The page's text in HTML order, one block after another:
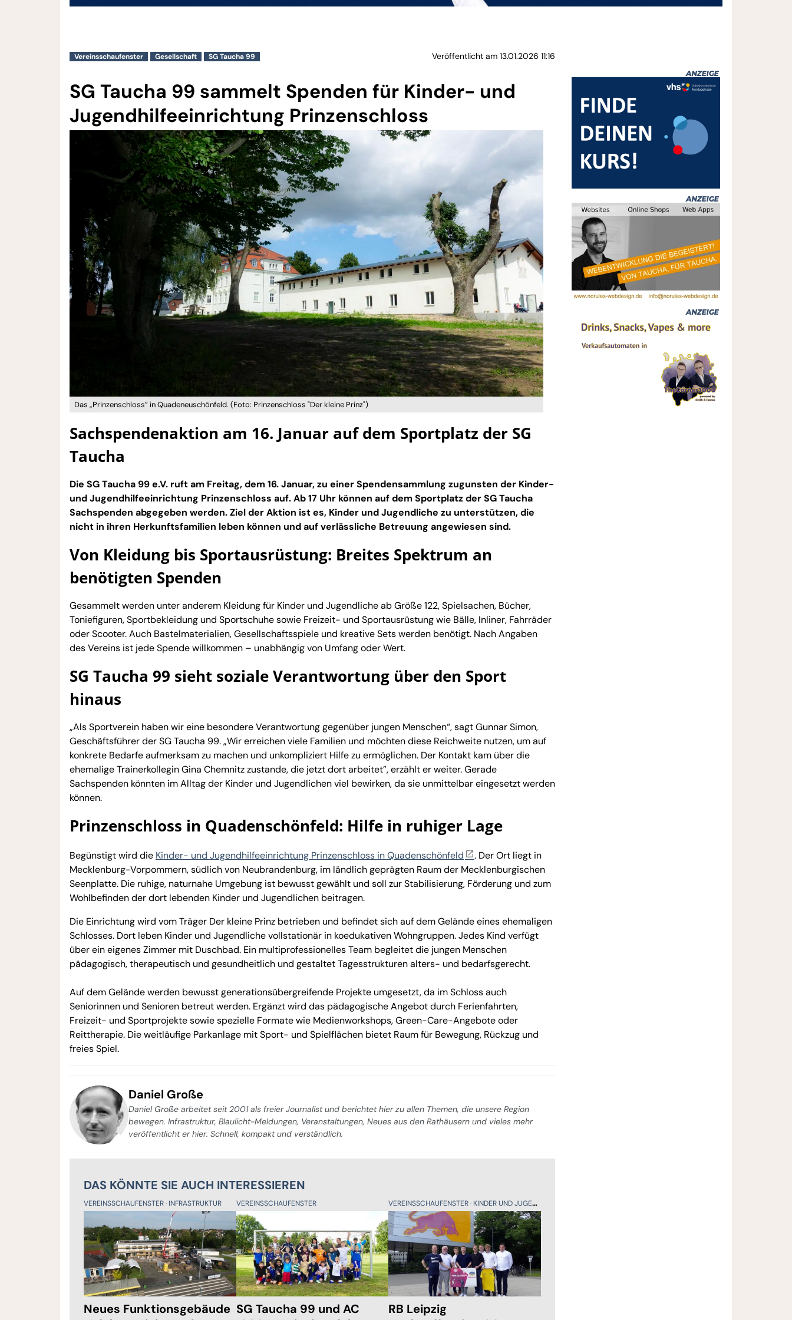
Vereinsschaufenster Gesellschaft SG Taucha 99 Veröffentlicht am 13.01.2026 11:16
SG Taucha 99 sammelt Spenden für Kinder- und
Jugendhilfeeinrichtung Prinzenschloss
Das „Prinzenschloss” in Quadeneuschönfeld. (Foto: Prinzenschloss "Der kleine Prinz")
Sachspendenaktion am 16. Januar auf dem Sportplatz der SG
Taucha
Die SG Taucha 99 e.V. ruft am Freitag, dem 16. Januar, zu einer Spendensammlung zugunsten der Kinder-
und Jugendhilfeeinrichtung Prinzenschloss auf. Ab 17 Uhr können auf dem Sportplatz der SG Taucha
Sachspenden abgegeben werden. Ziel der Aktion ist es, Kinder und Jugendliche zu unterstützen, die
nicht in ihren Herkunftsfamilien leben können und auf verlässliche Betreuung angewiesen sind.
Von Kleidung bis Sportausrüstung: Breites Spektrum an
benötigten Spenden
Gesammelt werden unter anderem Kleidung für Kinder und Jugendliche ab Größe 122, Spielsachen, Bücher,
Toniefiguren, Sportbekleidung und Sportschuhe sowie Freizeit- und Sportausrüstung wie Bälle, Inliner, Fahrräder
oder Scooter. Auch Bastelmaterialien, Gesellschaftsspiele und kreative Sets werden benötigt. Nach Angaben
des Vereins ist jede Spende willkommen – unabhängig von Umfang oder Wert.
SG Taucha 99 sieht soziale Verantwortung über den Sport
hinaus
„Als Sportverein haben wir eine besondere Verantwortung gegenüber jungen Menschen“, sagt Gunnar Simon,
Geschäftsführer der SG Taucha 99. „Wir erreichen viele Familien und möchten diese Reichweite nutzen, um auf
konkrete Bedarfe aufmerksam zu machen und unkompliziert Hilfe zu ermöglichen. Der Kontakt kam über die
ehemalige Trainerkollegin Gina Chemnitz zustande, die jetzt dort arbeitet”, erzählt er weiter. Gerade
Sachspenden könnten im Alltag der Kinder und Jugendlichen viel bewirken, da sie unmittelbar eingesetzt werden
können.
Prinzenschloss in Quadenschönfeld: Hilfe in ruhiger Lage
Begünstigt wird die Kinder- und Jugendhilfeeinrichtung Prinzenschloss in Quadenschönfeld
. Der Ort liegt in
Mecklenburg-Vorpommern, südlich von Neubrandenburg, im ländlich geprägten Raum der Mecklenburgischen
Seenplatte. Die ruhige, naturnahe Umgebung ist bewusst gewählt und soll zur Stabilisierung, Förderung und zum
Wohlbefinden der dort lebenden Kinder und Jugendlichen beitragen.
Die Einrichtung wird vom Träger Der kleine Prinz betrieben und befindet sich auf dem Gelände eines ehemaligen
Schlosses. Dort leben Kinder und Jugendliche vollstationär in koedukativen Wohngruppen. Jedes Kind verfügt
über ein eigenes Zimmer mit Duschbad. Ein multiprofessionelles Team begleitet die jungen Menschen
pädagogisch, therapeutisch und gesundheitlich und gestaltet Tagesstrukturen alters- und bedarfsgerecht.
Auf dem Gelände werden bewusst generationsübergreifende Projekte umgesetzt, da im Schloss auch
Seniorinnen und Senioren betreut werden. Ergänzt wird das pädagogische Angebot durch Ferienfahrten,
Freizeit- und Sportprojekte sowie spezielle Formate wie Medienworkshops, Green-Care-Angebote oder
Reittherapie. Die weitläufige Parkanlage mit Sport- und Spielflächen bietet Raum für Bewegung, Rückzug und
freies Spiel.
Daniel Große
Daniel Große arbeitet seit 2001 als freier Journalist und berichtet hier zu allen Themen, die unsere Region
bewegen. Infrastruktur, Blaulicht-Meldungen, Veranstaltungen, Neues aus den Rathäusern und vieles mehr
veröffentlicht er hier. Schnell, kompakt und verständlich.
DAS KÖNNTE SIE AUCH INTERESSIEREN
VEREINSSCHAUFENSTER INFRASTRUKTUR
Neues Funktionsgebäude
VEREINSSCHAUFENSTER
SG Taucha 99 und AC
VEREINSSCHAUFENSTER KINDER UND JUGEND
RB Leipzig